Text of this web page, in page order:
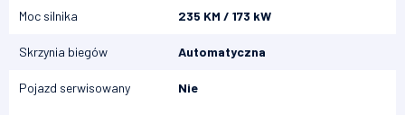
Moc silnika 235 KM / 173 kW
Skrzynia biegów Automatyczna
Pojazd serwisowany Nie